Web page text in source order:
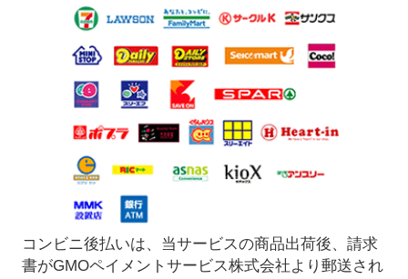
コンビニ後払いは、当サービスの商品出荷後、請求
書がGMOペイメントサービス株式会社より郵送され